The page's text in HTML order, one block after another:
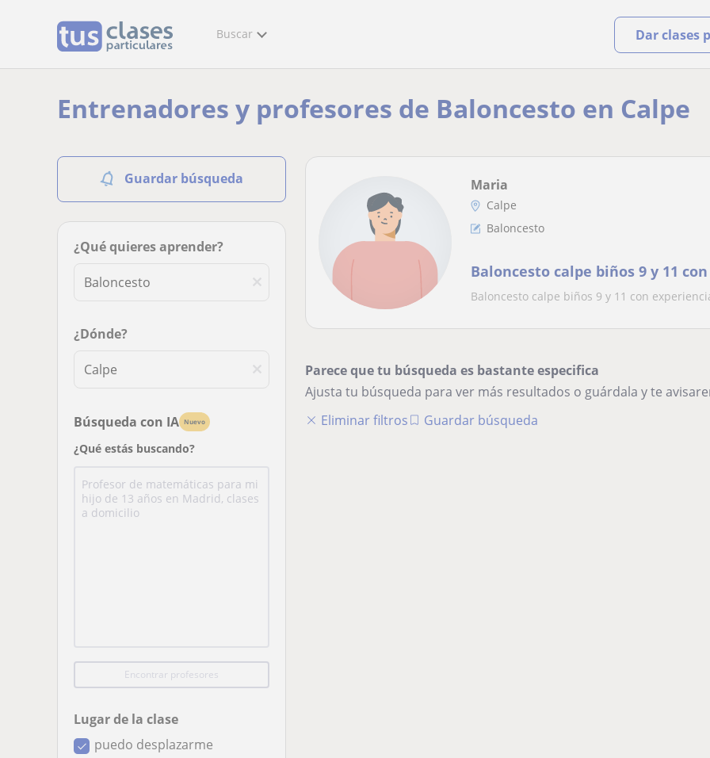
Buscar Dar clases
Entrenadores y profesores de Baloncesto en Calpe
Guardar búsqueda
¿Qué quieres aprender?
¿Dónde?
Búsqueda con IA Nuevo
¿Qué estás buscando?
Encontrar profesores
Lugar de la clase
puedo desplazarme
Maria
Calpe
Baloncesto
Baloncesto calpe biños 9 y 11
Baloncesto calpe biños 9 y 11 con
Parece que tu búsqueda es bastante especifica
Ajusta tu búsqueda para ver más resultados o guárdala y te
Eliminar filtros
Guardar búsqueda